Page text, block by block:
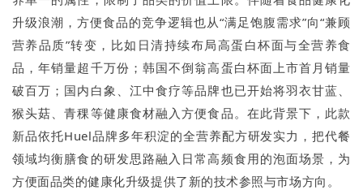
升级浪潮，方便食品的竞争逻辑也从“满足饱腹需求”向“兼顾
营养品质”转变，比如日清持续布局高蛋白杯面与全营养食
品，年销量超千万份；韩国不倒翁高蛋白杯面上市首月销量
破百万；国内白象、江中食疗等品牌也已开始将羽衣甘蓝、
猴头菇、青稞等健康食材融入方便食品。在此背景下，此款
新品依托Huel品牌多年积淀的全营养配方研发实力，把代餐
领域均衡膳食的研发思路融入日常高频食用的泡面场景，为
方便面品类的健康化升级提供了新的技术参照与市场方向。